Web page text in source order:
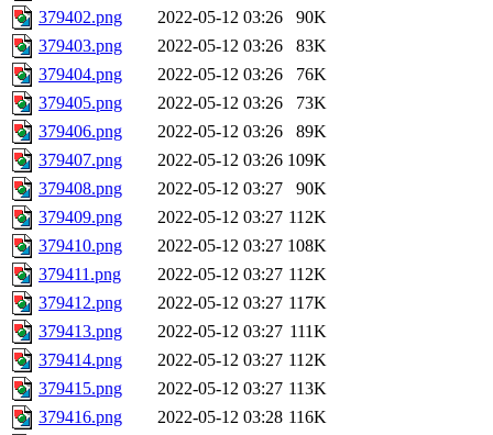
379402.png
2022-05-12 03:26
90K
379403.png
2022-05-12 03:26
83K
379404.png
2022-05-12 03:26
76K
379405.png
2022-05-12 03:26
73K
379406.png
2022-05-12 03:26
89K
379407.png
2022-05-12 03:26 109K
379408.png
2022-05-12 03:27
90K
379409.png
2022-05-12 03:27 112K
379410.png
2022-05-12 03:27 108K
379411.png
2022-05-12 03:27 112K
379412.png
2022-05-12 03:27 117K
379413.png
2022-05-12 03:27 111K
379414.png
2022-05-12 03:27 112K
379415.png
2022-05-12 03:27 113K
379416.png
2022-05-12 03:28 116K